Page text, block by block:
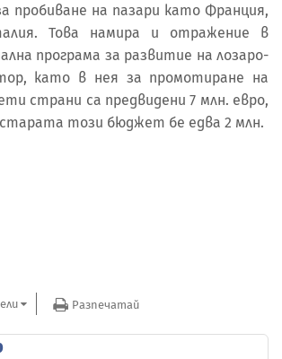
пробиване на пазари като Франция,
Това намира и отражение в
програма за развитие на лозаро-
като в нея за промотиране на
страни са предвидени 7 млн. евро,
старата този бюджет бе едва 2 млн.
Разпечатай